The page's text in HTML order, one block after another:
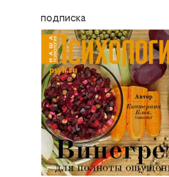
подписка